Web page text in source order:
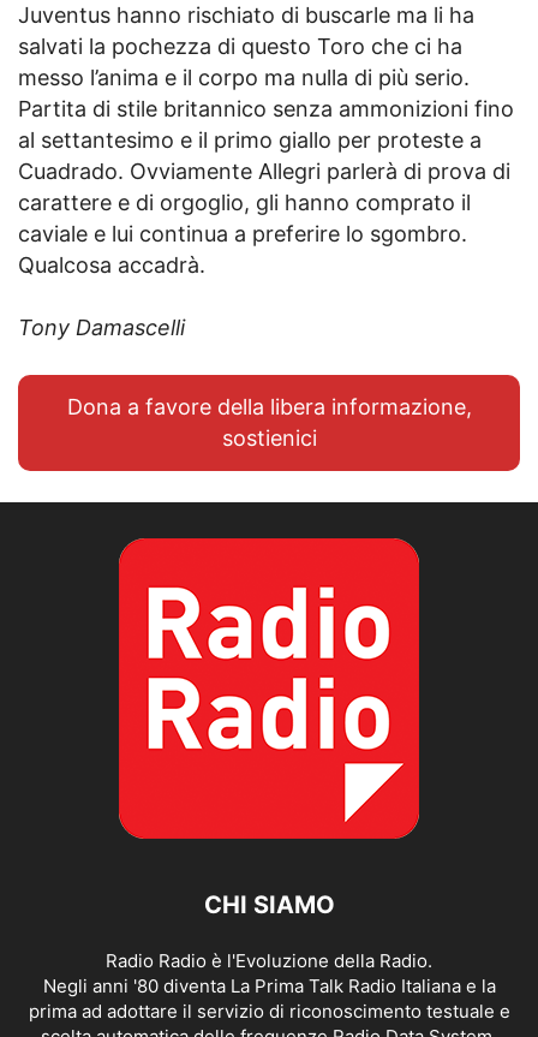
Juventus hanno rischiato di buscarle ma li ha
salvati la pochezza di questo Toro che ci ha
messo l’anima e il corpo ma nulla di più serio.
Partita di stile britannico senza ammonizioni fino
al settantesimo e il primo giallo per proteste a
Cuadrado. Ovviamente Allegri parlerà di prova di
carattere e di orgoglio, gli hanno comprato il
caviale e lui continua a preferire lo sgombro.
Qualcosa accadrà.
Tony Damascelli
Dona a favore della libera informazione,
sostienici
CHI SIAMO
Radio Radio è l'Evoluzione della Radio.
Negli anni '80 diventa La Prima Talk Radio Italiana e la
prima ad adottare il servizio di riconoscimento testuale e